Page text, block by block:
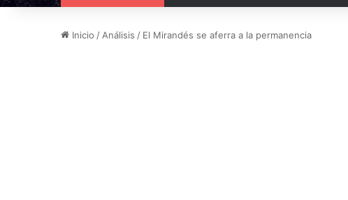
Inicio / Análisis / El Mirandés se aferra a la permanencia